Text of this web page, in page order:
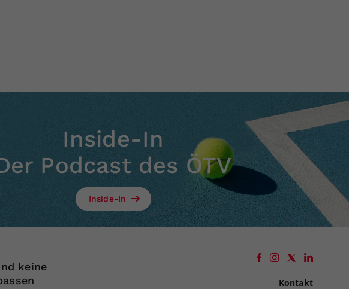
Inside-In
Podcast des ÖTV
Inside-In
keine
Kontakt